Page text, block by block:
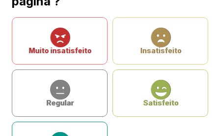
Muito insatisfeito Insatisfeito
Regular Satisfeito